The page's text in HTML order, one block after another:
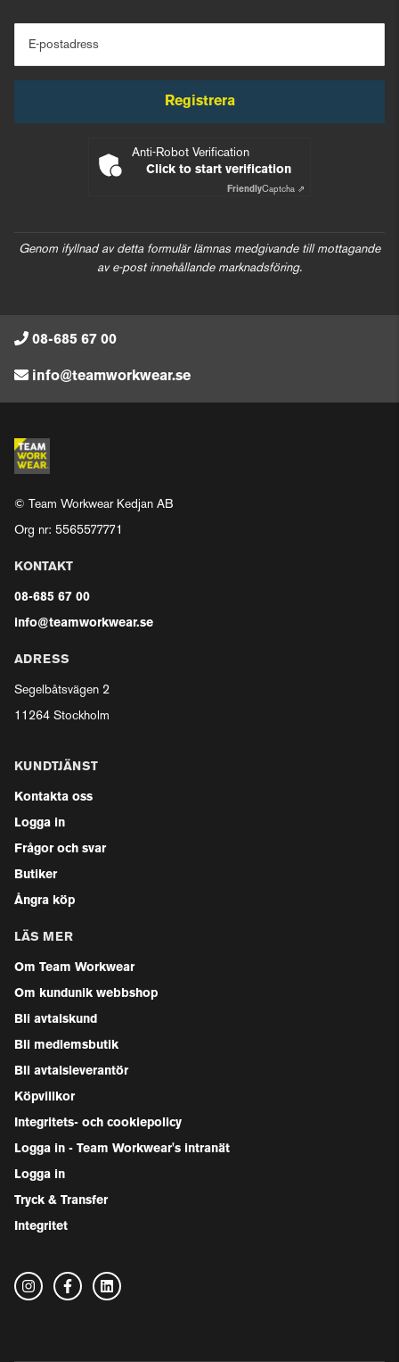
E-postadress
Registrera
Anti-Robot Verification
Click to start verification
FriendlyCaptcha ⇗
Genom ifyllnad av detta formulär lämnas medgivande till mottagande
av e-post innehållande marknadsföring.
08-685 67 00
info@teamworkwear.se
© Team Workwear Kedjan AB
Org nr: 5565577771
KONTAKT
08-685 67 00
info@teamworkwear.se
ADRESS
Segelbåtsvägen 2
11264 Stockholm
KUNDTJÄNST
Kontakta oss
Logga in
Frågor och svar
Butiker
Ångra köp
LÄS MER
Om Team Workwear
Om kundunik webbshop
Bli avtalskund
Bli medlemsbutik
Bli avtalsleverantör
Köpvillkor
Integritets- och cookiepolicy
Logga in - Team Workwear's intranät
Logga in
Tryck & Transfer
Integritet